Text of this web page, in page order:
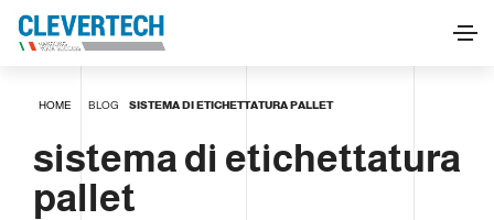
HOME BLOG SISTEMA DI ETICHETTATURA PALLET
sistema di etichettatura
pallet